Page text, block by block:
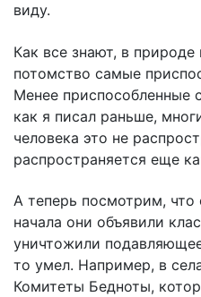
виду.
Как все знают, в
потомство самые
Менее
как я писал раньше,
человека это не
распространяется еще
А теперь посмотрим,
начала они объявили
уничтожили
то умел. Например, в
Комитеты Бедноты,